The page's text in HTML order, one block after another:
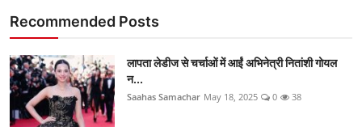
Recommended Posts
लापता लेडीज से चर्चाओं में आईं अभिनेत्री नितांशी गोयल
न...
Saahas Samachar May 18, 2025 0 38